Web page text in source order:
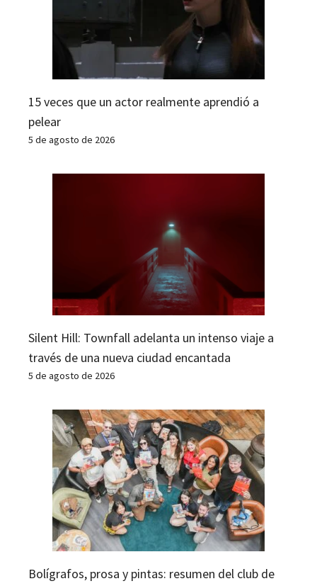
15 veces que un actor realmente aprendió a
pelear
5 de agosto de 2026
Silent Hill: Townfall adelanta un intenso viaje a
través de una nueva ciudad encantada
5 de agosto de 2026
Bolígrafos, prosa y pintas: resumen del club de